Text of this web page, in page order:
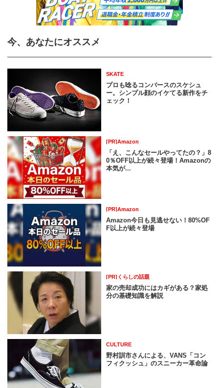
今、あなたにオススメ
SKATE
プロも唸るコンバースのスケシュ
ー。シンプル顔のイケてる新作をチ
ェック！
[PR]Amazon
「え、こんなセールやってたの？」8
0％OFF以上が続々登場！Amazonの
本気が...
[PR]Amazon
Amazon今日も見逃せない！80%OF
F以上が続々登場
[PR]くらしの話題
家の売却成功にはカギがある？家処
分の基礎知識を解説
CULTURE
野村訓市さんによる、VANS「コン
フィクッシュ」のスニーカー革命論